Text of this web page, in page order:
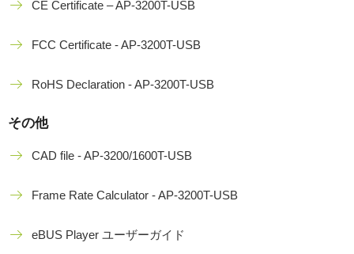
CE Certificate – AP-3200T-USB
FCC Certificate - AP-3200T-USB
RoHS Declaration - AP-3200T-USB
その他
CAD file - AP-3200/1600T-USB
Frame Rate Calculator - AP-3200T-USB
eBUS Player ユーザーガイド